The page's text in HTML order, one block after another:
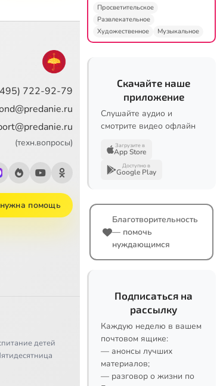
722-92-79
(техн.вопросы)
помощь
детей
Просветительское
Развлекательное
Художественное
Музыкальное
Скачайте наше
приложение
Слушайте аудио и
смотрите видео офлайн
Загрузите в
App Store
Доступно в
Google Play
Благотворительность
— помочь
нуждающимся
Подписаться на
рассылку
Каждую неделю в вашем
почтовом ящике:
— анонсы лучших
материалов;
— разговор о жизни по